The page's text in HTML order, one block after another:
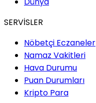
SERVİSLER
Nöbetçi Eczaneler
Namaz Vakitleri
Hava Durumu
Puan Durumları
Kripto Para